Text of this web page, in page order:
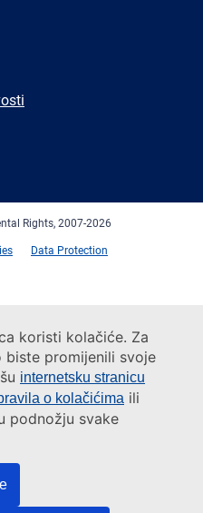
koristi kolačiće. Za
promijenili svoje
internetsku stranicu
o kolačićima ili
podnožju svake
Rights, 2007-2026
Data Protection